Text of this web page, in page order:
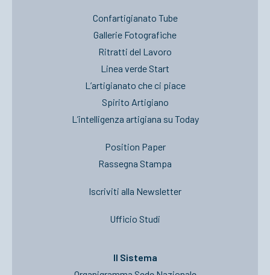
Confartigianato Tube
Gallerie Fotografiche
Ritratti del Lavoro
Linea verde Start
L’artigianato che ci piace
Spirito Artigiano
L’intelligenza artigiana su Today
Position Paper
Rassegna Stampa
Iscriviti alla Newsletter
Ufficio Studi
Il Sistema